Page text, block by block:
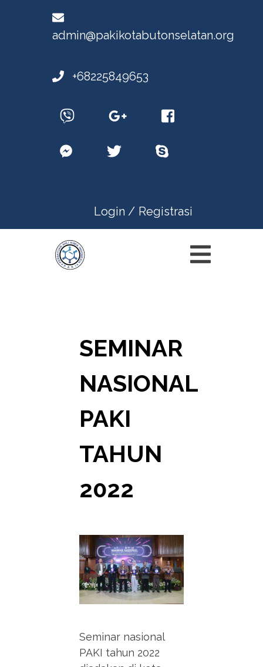
admin@pakikotabutonselatan.org
+68225849653
Login / Registrasi
SEMINAR
NASIONAL
PAKI
TAHUN
2022
Seminar nasional
PAKI tahun 2022